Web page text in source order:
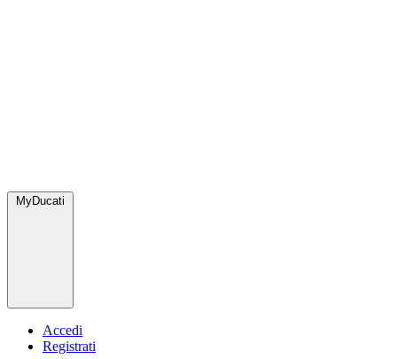
MyDucati
Accedi
Registrati